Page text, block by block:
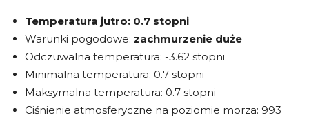
Temperatura jutro: 0.7 stopni
Warunki pogodowe: zachmurzenie duże
Odczuwalna temperatura: -3.62 stopni
Minimalna temperatura: 0.7 stopni
Maksymalna temperatura: 0.7 stopni
Ciśnienie atmosferyczne na poziomie morza: 993